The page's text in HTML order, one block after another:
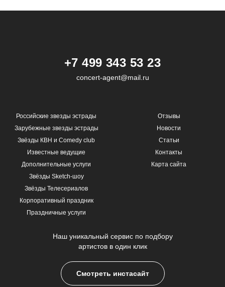
+7 499 343 53 23
concert-agent@mail.ru
Российские звезды эстрады
Зарубежные звезды эстрады
Звёзды КВН и Comedy club
Известные ведущие
Дополнительные услуги
Звёзды Sketch-шоу
Звёзды Телесериалов
Корпоративный праздник
Праздничные услуги
Отзывы
Новости
Статьи
Контакты
Карта сайта
Наш уникальный сервис по подбору
артистов в один клик
Смотреть инстасайт